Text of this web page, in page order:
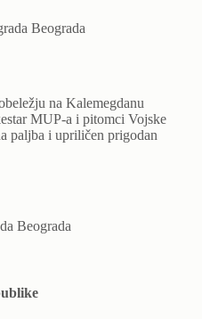
Beograda
na Kalemegdanu
MUP-a i pitomci Vojske
paljba i upriličen prigodan
Beograda